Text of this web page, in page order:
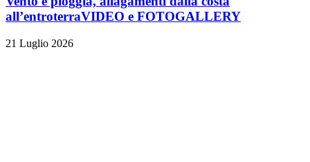
all’entroterraVIDEO e FOTOGALLERY
21 Luglio 2026